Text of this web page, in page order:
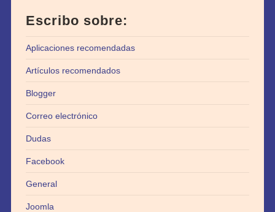
Escribo sobre:
Aplicaciones recomendadas
Artículos recomendados
Blogger
Correo electrónico
Dudas
Facebook
General
Joomla